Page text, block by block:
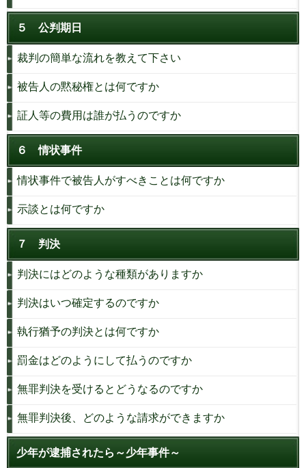
５ 公判期日
裁判の簡単な流れを教えて下さい
被告人の黙秘権とは何ですか
証人等の費用は誰が払うのですか
６ 情状事件
情状事件で被告人がすべきことは何ですか
示談とは何ですか
７ 判決
判決にはどのような種類がありますか
判決はいつ確定するのですか
執行猶予の判決とは何ですか
罰金はどのようにして払うのですか
無罪判決を受けるとどうなるのですか
無罪判決後、どのような請求ができますか
少年が逮捕されたら～少年事件～